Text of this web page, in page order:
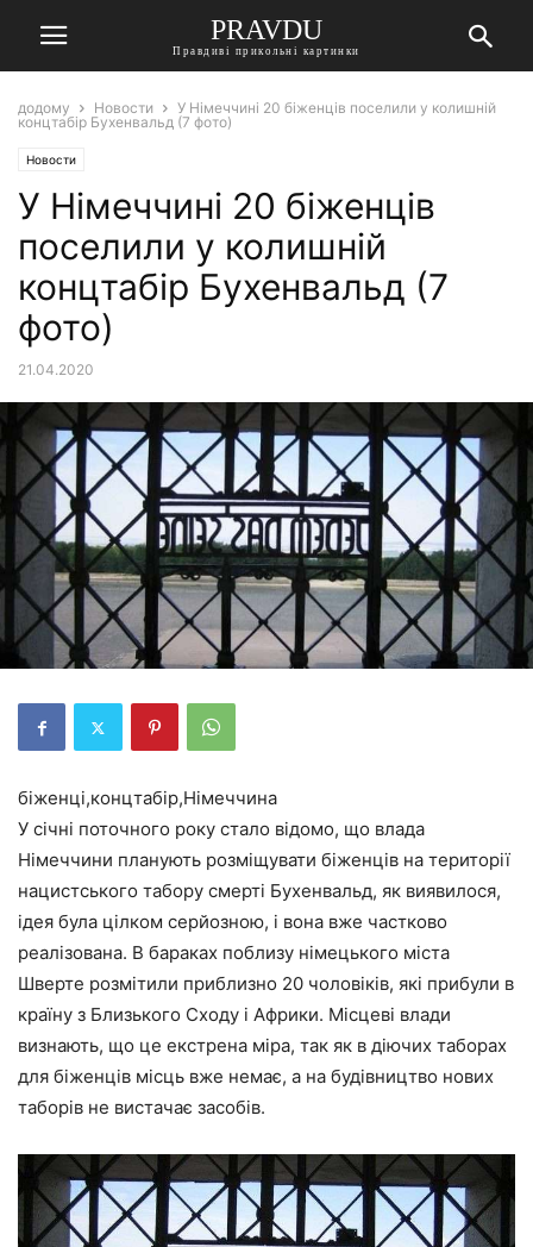
PRAVDU
Правдиві прикольні картинки
додому Новости
У Німеччині 20 біженців поселили у колишній
концтабір Бухенвальд (7 фото)
Новости
У Німеччині 20 біженців
поселили у колишній
концтабір Бухенвальд (7
фото)
21.04.2020
біженці,концтабір,Німеччина
У січні поточного року стало відомо, що влада
Німеччини планують розміщувати біженців на території
нацистського табору смерті Бухенвальд, як виявилося,
ідея була цілком серйозною, і вона вже частково
реалізована. В бараках поблизу німецького міста
Шверте розмітили приблизно 20 чоловіків, які прибули в
країну з Близького Сходу і Африки. Місцеві влади
визнають, що це екстрена міра, так як в діючих таборах
для біженців місць вже немає, а на будівництво нових
таборів не вистачає засобів.